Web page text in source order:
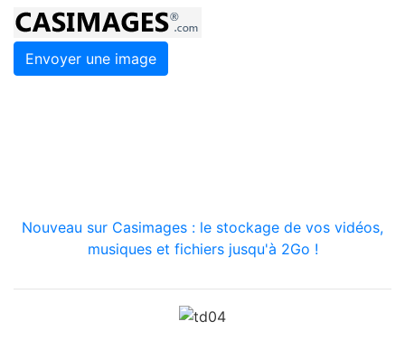
Envoyer une image
Nouveau sur Casimages : le stockage de vos vidéos,
musiques et fichiers jusqu'à 2Go !